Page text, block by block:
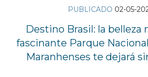
PUBLICADO 02-05-
Destino Brasil: la belleza
fascinante Parque
Maranhenses te dejará